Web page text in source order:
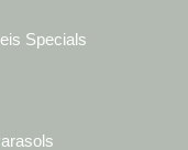
Specials